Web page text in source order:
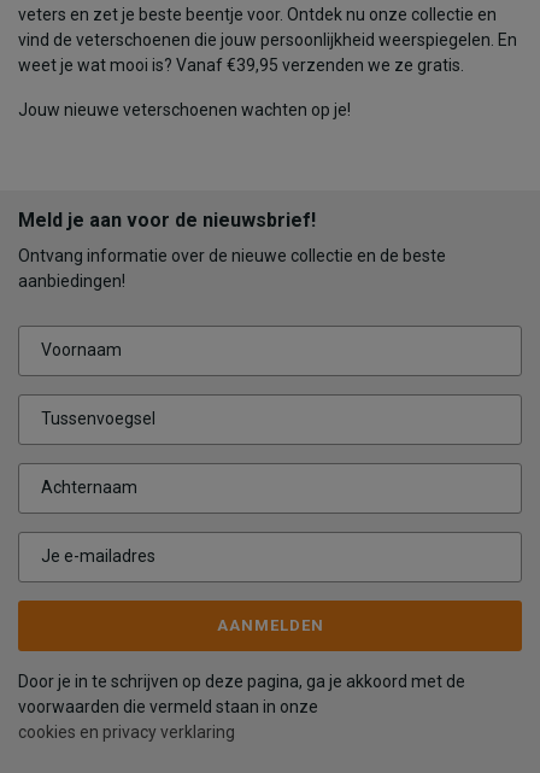
veters en zet je beste beentje voor. Ontdek nu onze collectie en
vind de veterschoenen die jouw persoonlijkheid weerspiegelen. En
weet je wat mooi is? Vanaf €39,95 verzenden we ze gratis.
Jouw nieuwe veterschoenen wachten op je!
Meld je aan voor de nieuwsbrief!
Ontvang informatie over de nieuwe collectie en de beste
aanbiedingen!
Voornaam
Tussenvoegsel
Achternaam
Je e-mailadres
AANMELDEN
Door je in te schrijven op deze pagina, ga je akkoord met de
voorwaarden die vermeld staan in onze
cookies en privacy verklaring